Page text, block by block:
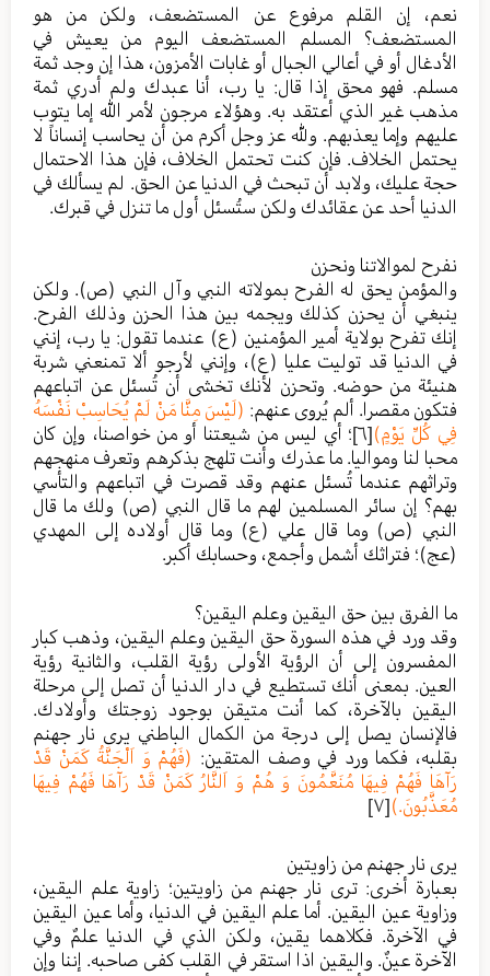
نعم، إن القلم مرفوع عن المستضعف، ولكن من هو
المستضعف؟ المسلم المستضعف اليوم من يعيش في
الأدغال أو في أعالي الجبال أو غابات الأمزون، هذا إن وجد ثمة
مسلم. فهو محق إذا قال: يا رب، أنا عبدك ولم أدري ثمة
مذهب غير الذي أعتقد به. وهؤلاء مرجون لأمر الله إما يتوب
عليهم وإما يعذبهم. ولله عز وجل أكرم من أن يحاسب إنساناً لا
يحتمل الخلاف. فإن كنت تحتمل الخلاف، فإن هذا الاحتمال
حجة عليك، ولابد أن تبحث في الدنيا عن الحق. لم يسألك في
الدنيا أحد عن عقائدك ولكن ستُسئل أول ما تنزل في قبرك.
نفرح لموالاتنا ونحزن
والمؤمن يحق له الفرح بمولاته النبي وآل النبي (ص). ولكن
ينبغي أن يحزن كذلك ويجمه بين هذا الحزن وذلك الفرح.
إنك تفرح بولاية أمير المؤمنين (ع) عندما تقول: يا رب، إنني
في الدنيا قد توليت عليا (ع)، وإنني لأرجو ألا تمنعني شربة
هنيئة من حوضه. وتحزن لأنك تخشى أن تُسئل عن اتباعهم
فتكون مقصرا. ألم يُروى عنهم: (لَيْسَ مِنَّا مَنْ لَمْ يُحَاسِبْ نَفْسَهُ
فِي كُلِّ يَوْمٍ)[٦]
؛ أي ليس من شيعتنا أو من خواصنا، وإن كان
محبا لنا ومواليا. ما عذرك وأنت تلهج بذكرهم وتعرف منهجهم
وتراثهم عندما تُسئل عنهم وقد قصرت في اتباعهم والتأسي
بهم؟ إن سائر المسلمين لهم ما قال النبي (ص) ولك ما قال
النبي (ص) وما قال علي (ع) وما قال أولاده إلى المهدي
(عج)؛ فتراثك أشمل وأجمع، وحسابك أكبر.
ما الفرق بين حق اليقين وعلم اليقين؟
وقد ورد في هذه السورة حق اليقين وعلم اليقين، وذهب كبار
المفسرون إلى أن الرؤية الأولى رؤية القلب، والثانية رؤية
العين. بمعنى أنك تستطيع في دار الدنيا أن تصل إلى مرحلة
اليقين بالآخرة، كما أنت متيقن بوجود زوجتك وأولادك.
فالإنسان يصل إلى درجة من الكمال الباطني يرى نار جهنم
بقلبه، فكما ورد في وصف المتقين: (فَهُمْ وَ اَلْجَنَّةُ كَمَنْ قَدْ
رَآهَا فَهُمْ فِيهَا مُنَعَّمُونَ وَ هُمْ وَ اَلنَّارُ كَمَنْ قَدْ رَآهَا فَهُمْ فِيهَا
مُعَذَّبُونَ.)[٧]
يرى نار جهنم من زاويتين
بعبارة أخرى: ترى نار جهنم من زاويتين؛ زاوية علم اليقين،
وزاوية عين اليقين. أما علم اليقين في الدنيا، وأما عين اليقين
في الآخرة. فكلاهما يقين، ولكن الذي في الدنيا علمٌ وفي
الآخرة عينٌ. واليقين اذا استقر في القلب كفى صاحبه. إننا وإن